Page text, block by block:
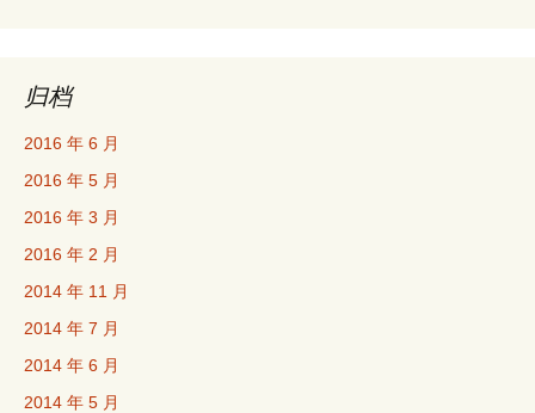
归档
2016 年 6 月
2016 年 5 月
2016 年 3 月
2016 年 2 月
2014 年 11 月
2014 年 7 月
2014 年 6 月
2014 年 5 月